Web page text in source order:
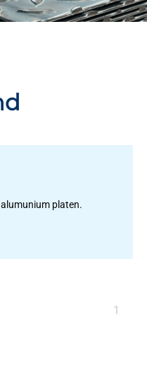
platen.
U1